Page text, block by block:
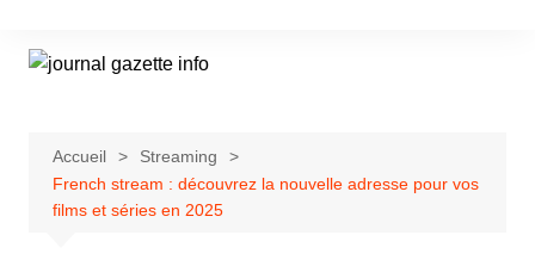
contenu
Accueil
Streaming
French stream : découvrez la nouvelle adresse pour vos
films et séries en 2025